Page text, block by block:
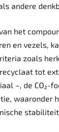
andere
het
en vezels,
­zoals
tot
–, de CO₂-
waaronder